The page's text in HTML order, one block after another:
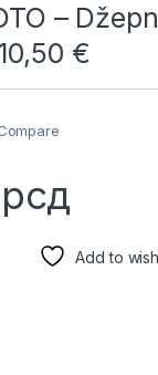
–
€
рсд
Add to